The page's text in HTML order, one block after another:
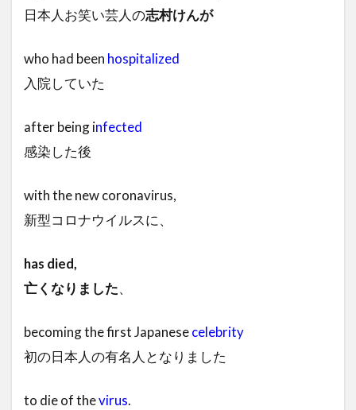
日本人お笑い芸人の志村けんが
who had been hospitalized
入院していた
after being infected
感染した後
with the new coronavirus,
新型コロナウイルスに、
has died,
亡くなりました、
becoming the first Japanesecelebrity
初の日本人の有名人となりました
to die of thevirus.